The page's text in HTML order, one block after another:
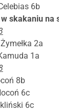
6b
skakaniu na
2a
1a
8b
6c
6c